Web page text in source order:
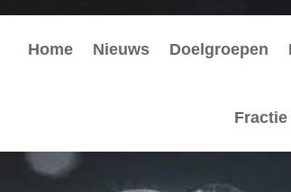
Home Nieuws Doelgroepen